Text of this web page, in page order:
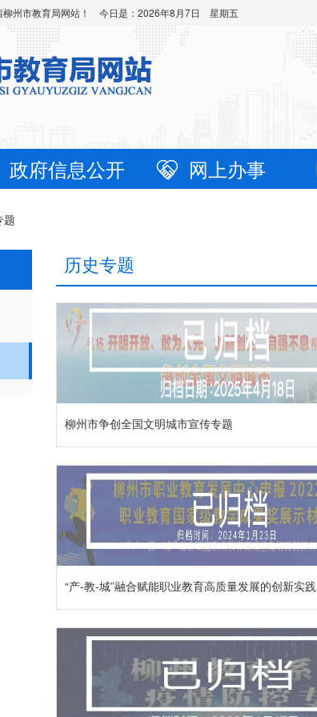
柳州市教育局网站！ 今日是： 2026年8月7日 星期五
政府信息公开 网上办事
题
历史专题
柳州市争创全国文明城市宣传专题
“产-教-城”融合赋能职业教育高质量发展的创新实践